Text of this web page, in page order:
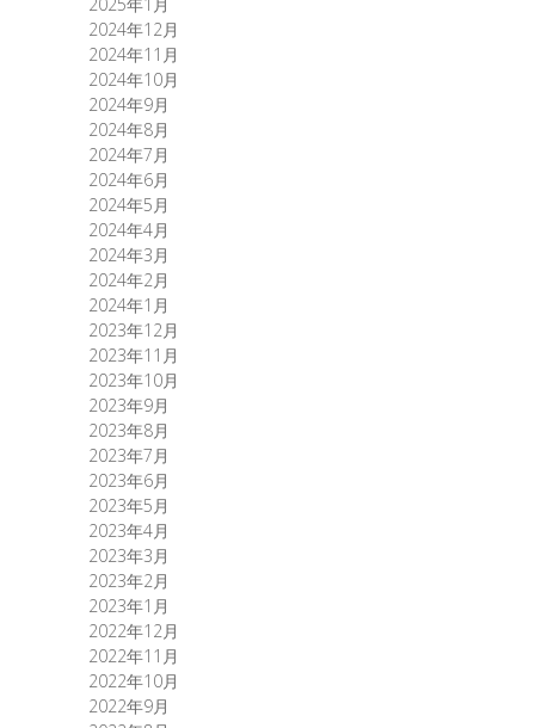
2024年12月
2024年11月
2024年10月
2024年9月
2024年8月
2024年7月
2024年6月
2024年5月
2024年4月
2024年3月
2024年2月
2024年1月
2023年12月
2023年11月
2023年10月
2023年9月
2023年8月
2023年7月
2023年6月
2023年5月
2023年4月
2023年3月
2023年2月
2023年1月
2022年12月
2022年11月
2022年10月
2022年9月